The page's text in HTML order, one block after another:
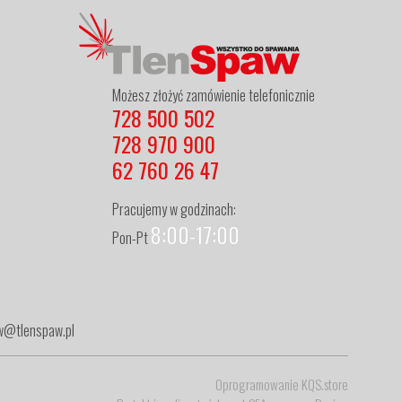
Możesz złożyć zamówienie telefonicznie
728 500 502
728 970 900
62 760 26 47
Pracujemy w godzinach:
Pon-Pt8:00-17:00
Oprogramowanie KQS.store